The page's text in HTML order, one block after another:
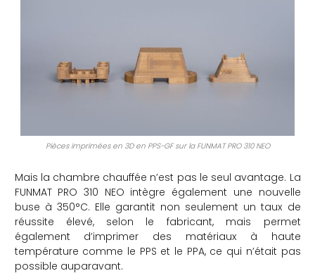
Pièces imprimées en 3D en PPS-GF sur la FUNMAT PRO 310 NEO
Mais la chambre chauffée n’est pas le seul avantage. La
FUNMAT PRO 310 NEO intègre également une nouvelle
buse à 350°C. Elle garantit non seulement un taux de
réussite élevé, selon le fabricant, mais permet
également d’imprimer des matériaux à haute
température comme le PPS et le PPA, ce qui n’était pas
possible auparavant.